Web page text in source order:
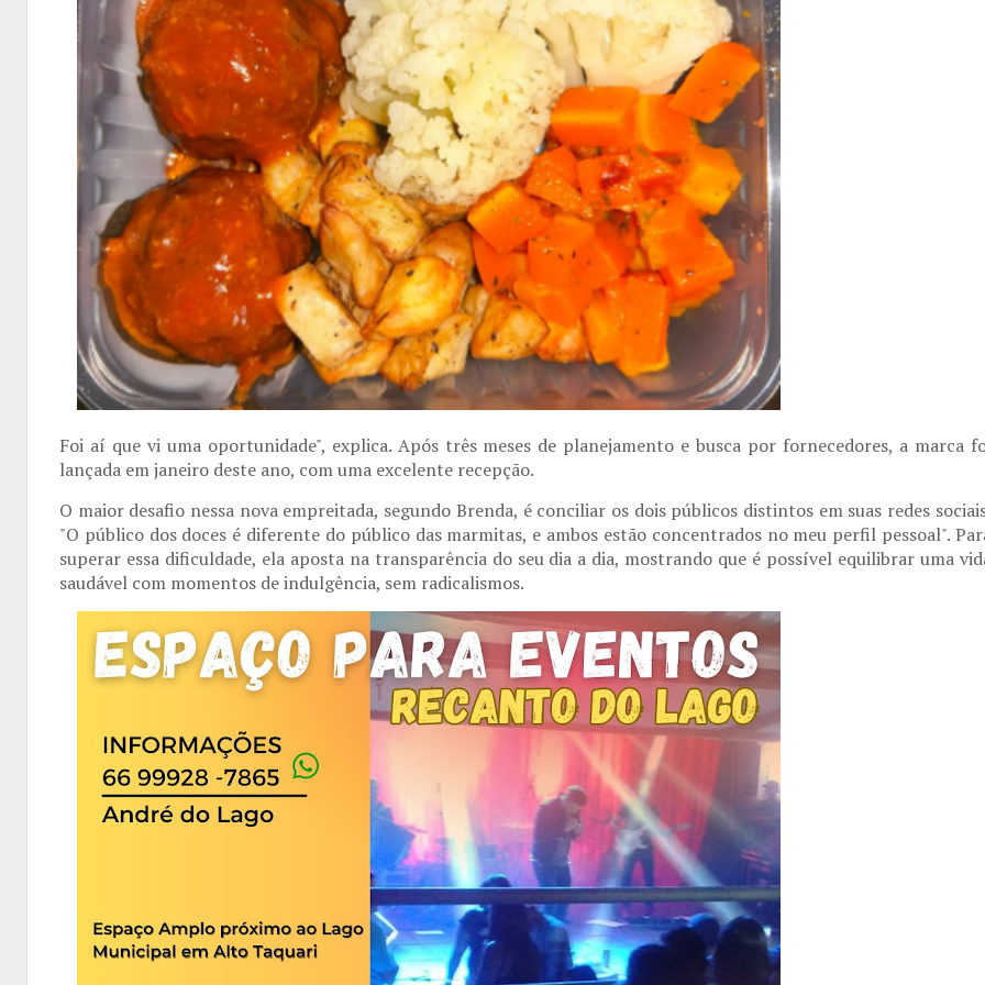
Foi aí que vi uma oportunidade", explica. Após três meses de planejamento e busca por fornecedores, a marca
lançada em janeiro deste ano, com uma excelente recepção.
O maior desafio nessa nova empreitada, segundo Brenda, é conciliar os dois públicos distintos em suas redes
"O público dos doces é diferente do público das marmitas, e ambos estão concentrados no meu perfil pessoal".
superar essa dificuldade, ela aposta na transparência do seu dia a dia, mostrando que é possível equilibrar uma
saudável com momentos de indulgência, sem radicalismos.